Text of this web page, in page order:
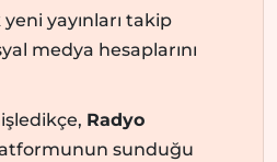
yayınları takip
medya hesaplarını
Radyo
sunduğu